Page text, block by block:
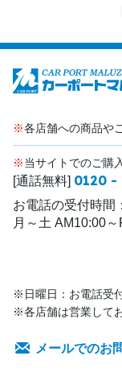
※各店舗への商品や
※当サイトでのご購
[通話無料] 0120 -
お電話の受付時間：
月～土 AM10:00
※日曜日：お電話受
※各店舗は営業して
メールでのお